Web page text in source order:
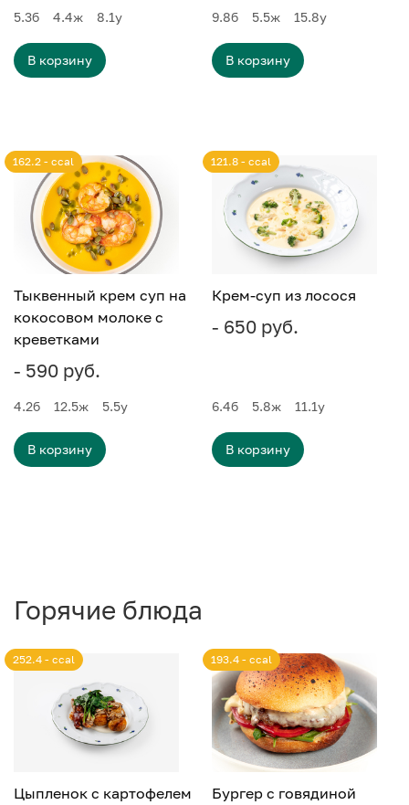
5.3б 4.4ж 8.1у
В корзину
9.8б 5.5ж 15.8у
В корзину
Тыквенный крем суп на
кокосовом молоке с
креветками
- 590 руб.
162.2 - ccal
4.2б 12.5ж 5.5у
В корзину
Крем-суп из лосося
- 650 руб.
121.8 - ccal
6.4б 5.8ж 11.1у
В корзину
Горячие блюда
Цыпленок с картофелем
252.4 - ccal
Бургер с говядиной
193.4 - ccal